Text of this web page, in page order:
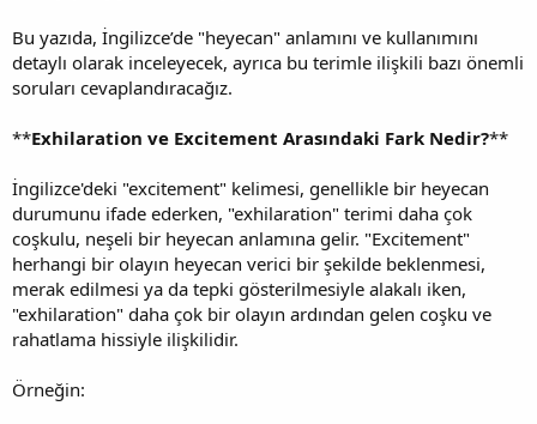
Bu yazıda, İngilizce’de "heyecan" anlamını ve kullanımını
detaylı olarak inceleyecek, ayrıca bu terimle ilişkili bazı önemli
soruları cevaplandıracağız.
**Exhilaration ve Excitement Arasındaki Fark Nedir?**
İngilizce'deki "excitement" kelimesi, genellikle bir heyecan
durumunu ifade ederken, "exhilaration" terimi daha çok
coşkulu, neşeli bir heyecan anlamına gelir. "Excitement"
herhangi bir olayın heyecan verici bir şekilde beklenmesi,
merak edilmesi ya da tepki gösterilmesiyle alakalı iken,
"exhilaration" daha çok bir olayın ardından gelen coşku ve
rahatlama hissiyle ilişkilidir.
Örneğin: